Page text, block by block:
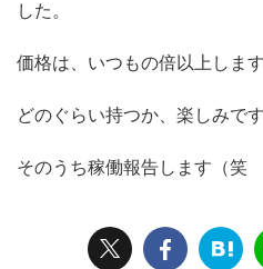
した。
価格は、いつもの倍以上しま
どのぐらい持つか、楽しみです
そのうち稼働報告します（笑